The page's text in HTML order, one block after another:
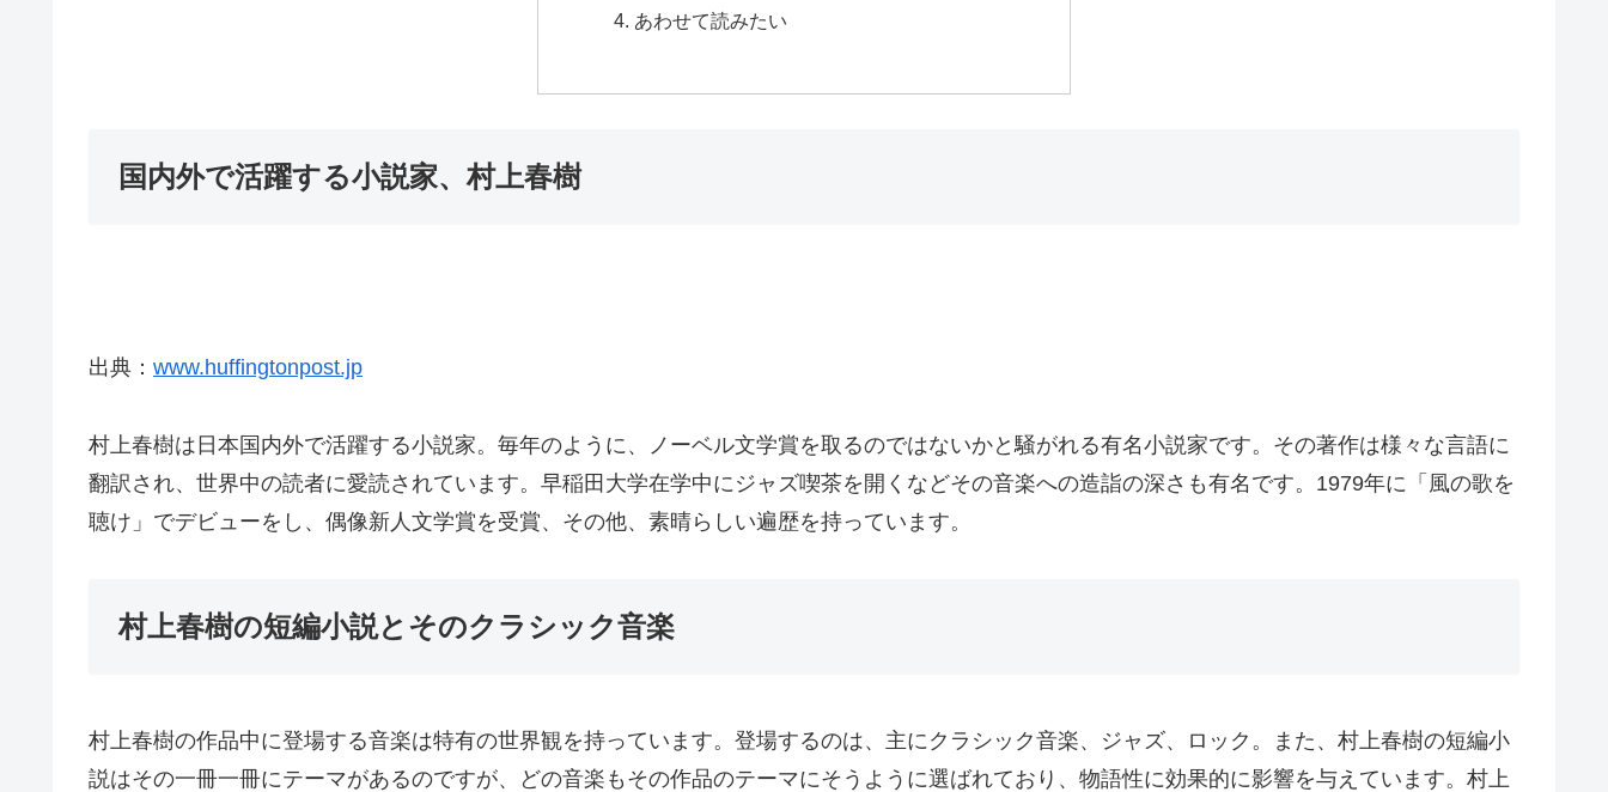
あわせて読みたい
国内外で活躍する小説家、村上春樹
出典： www.huffingtonpost.jp
村上春樹は日本国内外で活躍する小説家。毎年のように、ノーベル文学賞を取るのではないかと騒がれる有名小説家です。その著作は様々な言語に
翻訳され、世界中の読者に愛読されています。早稲田大学在学中にジャズ喫茶を開くなどその音楽への造詣の深さも有名です。1979年に「風の歌を
聴け」でデビューをし、偶像新人文学賞を受賞、その他、素晴らしい遍歴を持っています。
村上春樹の短編小説とそのクラシック音楽
村上春樹の作品中に登場する音楽は特有の世界観を持っています。登場するのは、主にクラシック音楽、ジャズ、ロック。また、村上春樹の短編小
説はその一冊一冊にテーマがあるのですが、どの音楽もその作品のテーマにそうように選ばれており、物語性に効果的に影響を与えています。村上